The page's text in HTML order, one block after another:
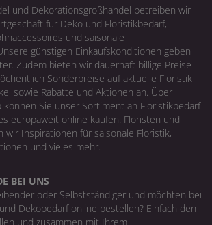
und Dekorationsgroßhandel betreiben wir
für Deko und Floristikbedarf,
und saisonale
günstigen Einkaufskonditionen geben
Zudem bieten wir dauerhaft billige Preise
Sonderpreise auf aktuelle Floristik
sowie Rabatte und Aktionen an. Über
Sie unser Sortiment an Floristikbedarf
europaweit online kaufen. Floristen und
wir Inspirationen für saisonale Floristik,
und vieles mehr.
BEI UNS
oder Selbstständiger und möchten bei
Dekobedarf online bestellen? Einfach den
und zusammen mit Ihrem